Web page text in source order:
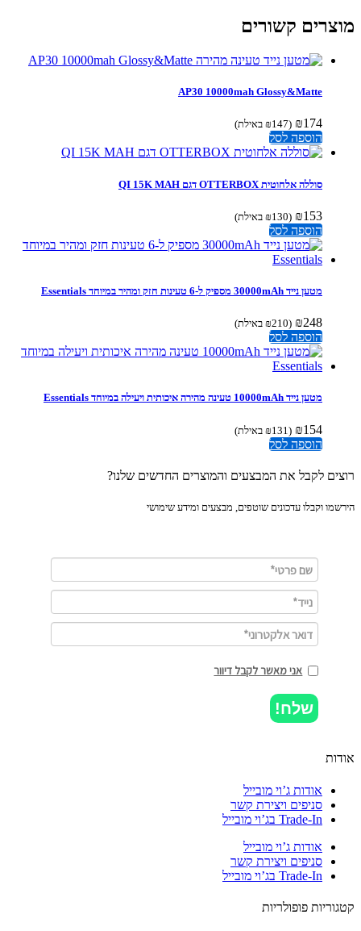
קשורים
AP30 10000mah Glossy&Matte
₪
(
₪ 147 באילת)
הוספה לסל
סוללה אלחוטית OTTERBOX דגם QI 15K MAH
₪
(
₪ 130 באילת)
הוספה לסל
מטען נייד 30000mAh מספיק ל-6 טעינות חזק ומהיר במיוחד Essentials
₪
(
₪ 210 באילת)
הוספה לסל
מטען נייד 10000mAh טעינה מהירה איכותית ויעילה במיוחד Essentials
₪
(
₪ 131 באילת)
הוספה לסל
לקבל את המבצעים והמוצרים החדשים שלנו?
וקבלו עדכונים שוטפים, מבצעים ומידע שימושי
אני מאשר לקבל דיוור
שלח!
אודות ג’וי מובייל
סניפים ויצירת קשר
Trade-In בג’וי מובייל
אודות ג’וי מובייל
סניפים ויצירת קשר
Trade-In בג’וי מובייל
פופולריות